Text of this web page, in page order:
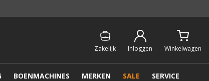
Zakelijk Inloggen Winkelwagen
BOENMACHINES MERKEN SALE SERVICE